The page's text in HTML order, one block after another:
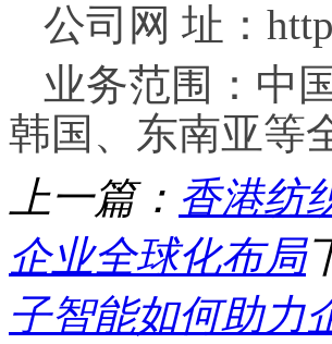
公司网 址：
业务范围：中
韩国、东南亚等
上一篇： 香港纺
企业全球化布局
子智能如何助力